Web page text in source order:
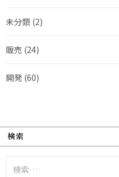
未分類 (2)
販売 (24)
開発 (60)
検索
索: